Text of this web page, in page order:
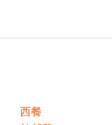
西餐